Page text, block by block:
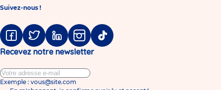
Suivez-nous !
FacebookTwitter LinkedinInstagramTiktok
Recevez notre newsletter
Exemple : vous@site.com